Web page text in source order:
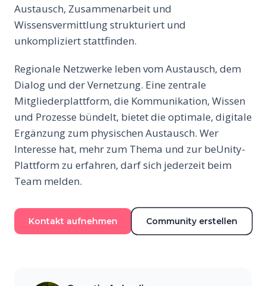
Austausch, Zusammenarbeit und
Wissensvermittlung strukturiert und
unkompliziert stattfinden.
Regionale Netzwerke leben vom Austausch, dem
Dialog und der Vernetzung. Eine zentrale
Mitgliederplattform, die Kommunikation, Wissen
und Prozesse bündelt, bietet die optimale, digitale
Ergänzung zum physischen Austausch. Wer
Interesse hat, mehr zum Thema und zur beUnity-
Plattform zu erfahren, darf sich jederzeit beim
Team melden.
Kontakt aufnehmen Community erstellen